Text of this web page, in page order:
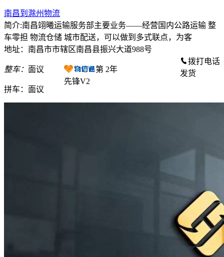
南昌到滁州物流
简介:南昌翊曦运输服务部主要业务——经营国内公路运输 整
车零担 物流仓储 城市配送，可以做到多式联点，为客
地址：南昌市市辖区南昌县振兴大道988号
整车： 面议
拼车： 面议
第 2年
先锋V2
拨打电话
发货